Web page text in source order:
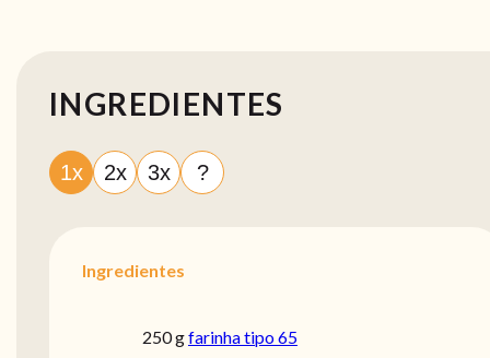
INGREDIENTES
1x 2x 3x ?
Ingredientes
250 gfarinha tipo 65